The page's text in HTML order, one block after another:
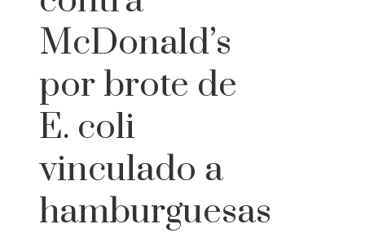
McDonald’s
por brote de
E. coli
vinculado a
hamburguesas